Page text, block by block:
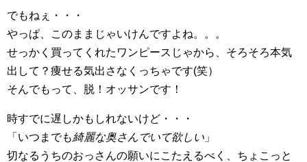
でもねぇ・・・
やっぱ、このままじゃいけんですよね。。。
せっかく買ってくれたワンピースじゃから、そろそろ本気
出して？痩せる気出さなくっちゃです(笑）
そんでもって、脱！オッサンです！
時すでに遅しかもしれないけど・・・
「いつまでも綺麗な奥さんでいて欲しい 」
切なるうちのおっさんの願いにこたえるべく、ちょこっと